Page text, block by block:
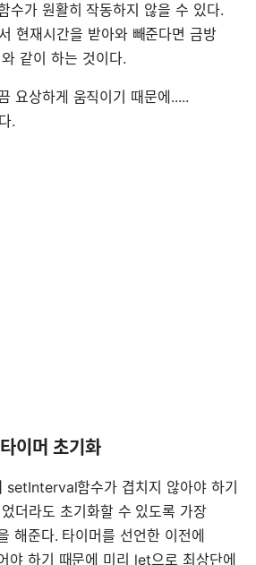
수가 원활히 작동하지 않을 수 있다.
현재시간을 받아와 빼준다면 금방
같이 하는 것이다.
요상하게 움직이기 때문에.....
.
이머 초기화
setInterval함수가 겹치지 않아야 하기
더라도 초기화할 수 있도록 가장
해준다. 타이머를 선언한 이전에
하기 때문에 미리 let으로 최상단에